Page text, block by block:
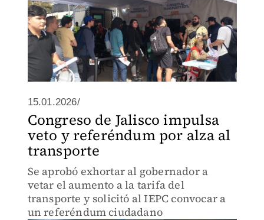
15.01.2026/
Congreso de Jalisco impulsa
veto y referéndum por alza al
transporte
Se aprobó exhortar al gobernador a
vetar el aumento a la tarifa del
transporte y solicitó al IEPC convocar a
un referéndum ciudadano